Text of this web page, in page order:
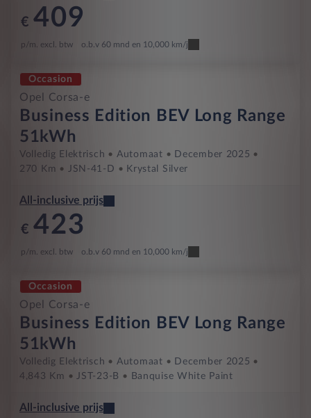
€ 409
p/m. excl. btw o.b.v 60 mnd en 10,000 km/j
Occasion
Opel Corsa-e
Business Edition BEV Long Range
51kWh
Volledig Elektrisch Automaat
December 2025
270 Km
JSN-41-D Krystal Silver
All-inclusive prijs
€ 423
p/m. excl. btw o.b.v 60 mnd en 10,000 km/j
Occasion
Opel Corsa-e
Business Edition BEV Long Range
51kWh
Volledig Elektrisch Automaat
December 2025
4,843 Km
JST-23-B Banquise White Paint
All-inclusive prijs